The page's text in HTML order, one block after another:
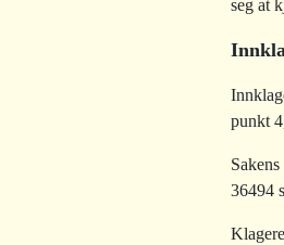
seg at
punkt
36494